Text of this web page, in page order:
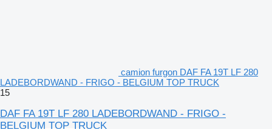
camion furgon DAF FA 19T LF 280
LADEBORDWAND - FRIGO - BELGIUM TOP TRUCK
15
DAF FA 19T LF 280 LADEBORDWAND - FRIGO -
BELGIUM TOP TRUCK